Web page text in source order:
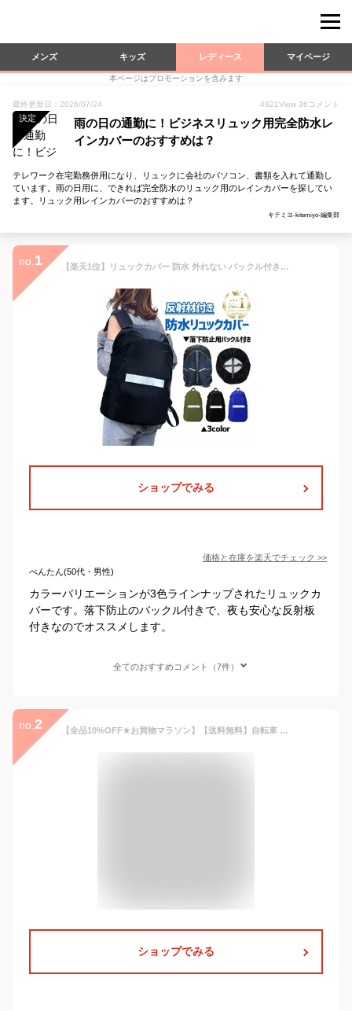
メンズ キッズ レディース マイページ
本ページはプロモーションを含みます
最終更新日：2026/07/24 4821View 36 コメント
決定
雨の日の通勤に！ビジネスリュック用完全防水レ
インカバーのおすすめは？
テレワーク在宅勤務併用になり、リュックに会社のパソコン、書類を入れて通勤し
ています。雨の日用に、できれば完全防水のリュック用のレインカバーを探してい
ます。リュック用レインカバーのおすすめは？
キテミヨ-kitemiyo-編集部
no. 1 【楽天1位】リュックカバー 防水 外れない バックル付き レインカバー 反射 無地 雨用 おしゃれ リュックサック ザックカバー バックパック 落下防止 大きめ 防水カバー 完全防水 鞄カバー 雨カバー 雨の日 アウトドア 送料無料
ショップでみる
価格と在庫を楽天でチェック >>
べんたん(50代・男性)
カラーバリエーションが3色ラインナップされたリュックカ
バーです。落下防止のバックル付きで、夜も安心な反射板
付きなのでオススメします。
全てのおすすめコメント（7件）
no. 2 【全品10%OFF★お買物マラソン】【送料無料】自転車 通学 完全防水 カバン カバー レインカバー バッグカバー リュックカバー 防水 雨 自転車カバー 前かごカバー カゴカバー 雨具 荷台 3way リュックサック 自転車通学 中学生 通勤 徒歩通学 防雪
ショップでみる